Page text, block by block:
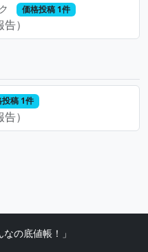
価格投稿 1件
）
稿 1件
）
の底値帳！」